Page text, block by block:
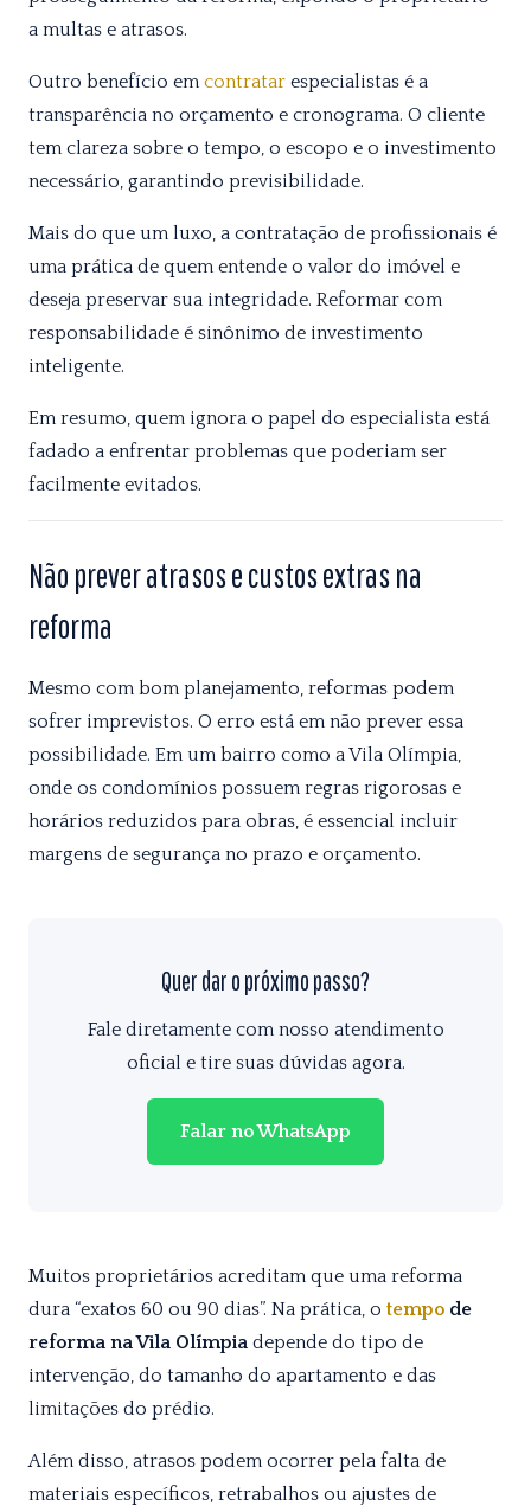
a multas e atrasos.
Outro benefício em contratar especialistas é a
transparência no orçamento e cronograma. O cliente
tem clareza sobre o tempo, o escopo e o investimento
necessário, garantindo previsibilidade.
Mais do que um luxo, a contratação de profissionais é
uma prática de quem entende o valor do imóvel e
deseja preservar sua integridade. Reformar com
responsabilidade é sinônimo de investimento
inteligente.
Em resumo, quem ignora o papel do especialista está
fadado a enfrentar problemas que poderiam ser
facilmente evitados.
Não prever atrasos e custos extras na
reforma
Mesmo com bom planejamento, reformas podem
sofrer imprevistos. O erro está em não prever essa
possibilidade. Em um bairro como a Vila Olímpia,
onde os condomínios possuem regras rigorosas e
horários reduzidos para obras, é essencial incluir
margens de segurança no prazo e orçamento.
Quer dar o próximo passo?
Fale diretamente com nosso atendimento
oficial e tire suas dúvidas agora.
Falar no WhatsApp
Muitos proprietários acreditam que uma reforma
dura “exatos 60 ou 90 dias”. Na prática, o tempo de
reforma na Vila Olímpia depende do tipo de
intervenção, do tamanho do apartamento e das
limitações do prédio.
Além disso, atrasos podem ocorrer pela falta de
materiais específicos, retrabalhos ou ajustes de